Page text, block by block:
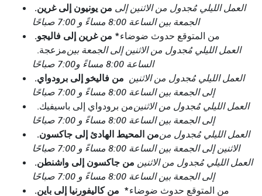
من يونيون إلى غرين. العمل الليلي مُجدول من الاثنين إلى
الجمعة بين الساعة 8:00 مساءً و 7:00 صباحًا
من غرين إلى فاليجو. *من المتوقع حدوث ضوضاء
مزعجة.العمل الليلي مُجدول من الاثنين إلى الجمعة بين
الساعة 8:00 مساءً و7:00 صباحًا
من فاليخو إلى برودواي. العمل الليلي مُجدول من الاثنين
إلى الجمعة بين الساعة 8:00 مساءً و 7:00 صباحًا
من برودواي إلى باسيفيك.العمل الليلي مُجدول من الاثنين
إلى الجمعة بين الساعة 8:00 مساءً و 7:00 صباحًا
من المحيط الهادئ إلى جاكسون.العمل الليلي مُجدول من
الاثنين إلى الجمعة بين الساعة 8:00 مساءً و 7:00 صباحًا
من جاكسون إلى واشنطن. العمل الليلي مُجدول من الاثنين
إلى الجمعة بين الساعة 8:00 مساءً و 7:00 صباحًا
من كاليفورنيا إلى باين. *من المتوقع حدوث ضوضاء